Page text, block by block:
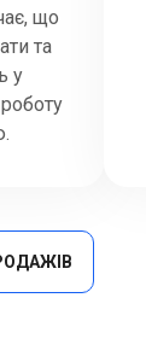
що
та
у